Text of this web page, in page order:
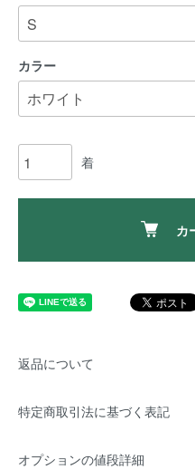
カラー
着
カ
返品について
特定商取引法に基づく表記
オプションの値段詳細